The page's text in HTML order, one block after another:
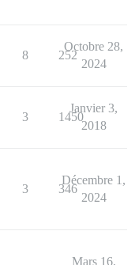
8 252
Octobre 28,
2024
3 1450
Janvier 3,
2018
3 346
Décembre 1,
2024
Mars 16,